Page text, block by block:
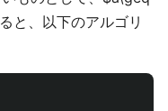
と、以下のアルゴリ